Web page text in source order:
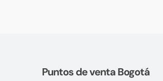
Puntos de venta Bogotá